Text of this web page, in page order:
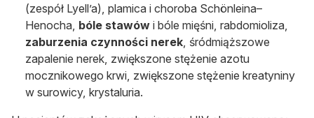
(zespół Lyell’a), plamica i choroba Schönleina–
Henocha, bóle stawów i bóle mięśni, rabdomioliza,
zaburzenia czynności nerek , śródmiąższowe
zapalenie nerek, zwiększone stężenie azotu
mocznikowego krwi, zwiększone stężenie kreatyniny
w surowicy, krystaluria.